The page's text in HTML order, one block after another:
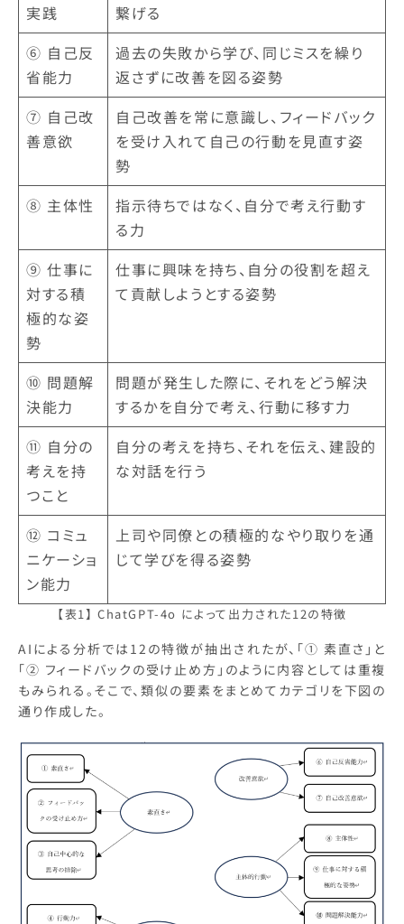
実践
繋げる
⑥ 自己反
省能力
過去の失敗から学び、同じミスを繰り
返さずに改善を図る姿勢
⑦ 自己改
善意欲
自己改善を常に意識し、フィードバック
を受け入れて自己の行動を見直す姿
勢
⑧ 主体性
指示待ちではなく、自分で考え行動す
る力
⑨ 仕事に
対する積
極的な姿
勢
仕事に興味を持ち、自分の役割を超え
て貢献しようとする姿勢
➉ 問題解
決能力
問題が発生した際に、それをどう解決
するかを自分で考え、行動に移す力
⑪ 自分の
考えを持
つこと
自分の考えを持ち、それを伝え、建設的
な対話を行う
⑫ コミュ
ニケーショ
ン能力
上司や同僚との積極的なやり取りを通
じて学びを得る姿勢
【表1】 ChatGPT-4o によって出力された12の特徴
AIによる分析では12の特徴が抽出されたが、「① 素直さ」と
「② フィードバックの受け止め方」のように内容としては重複
もみられる。そこで、類似の要素をまとめてカテゴリを下図の
通り作成した。